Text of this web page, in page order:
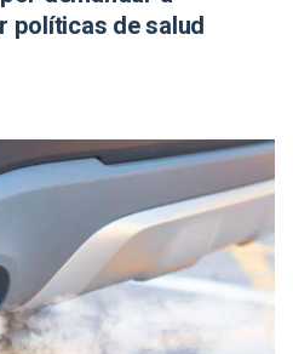
políticas de salud